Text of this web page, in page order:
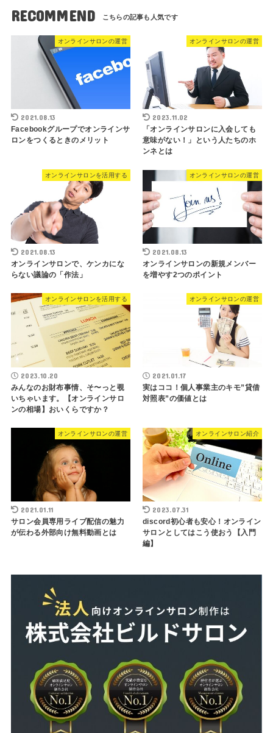
RECOMMEND
オンラインサロンの運営
2021.08.13
Facebookグループでオンラインサ
ロンをつくるときのメリット
オンラインサロンの運営
2023.11.02
「オンラインサロンに入会しても
意味がない！」という人たちのホ
ンネとは
オンラインサロンを活用する
2021.08.13
オンラインサロンで、ケンカにな
らない議論の「作法」
オンラインサロンの運営
2021.08.13
オンラインサロンの新規メンバー
を増やす2つのポイント
オンラインサロンを活用する
2023.10.20
みんなのお財布事情、そ〜っと覗
いちゃいます。【オンラインサロ
ンの相場】おいくらですか？
オンラインサロンの運営
2021.01.17
実はココ！個人事業主のキモ”貸借
対照表”の価値とは
オンラインサロンの運営
2021.01.11
サロン会員専用ライブ配信の魅力
が伝わる外部向け無料動画とは
オンラインサロン紹介
2023.07.31
discord初心者も安心！オンライン
サロンとしてはこう使おう【入門
編】